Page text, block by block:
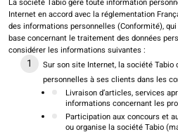
Internet en accord avec la réglementation
des informations personnelles (Conformité),
base concernant le traitement des données
considérer les informations suivantes :
Sur son site Internet, la société
personnelles à ses clients dans les
Livraison d’articles, services
informations concernant les
Participation aux concours et
ou organise la société Tabio